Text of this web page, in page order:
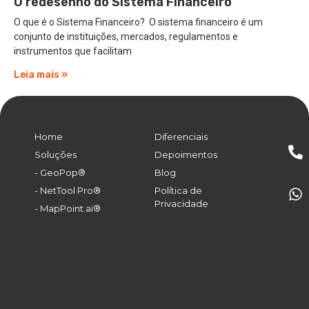
O que é o Sistema Financeiro? O sistema financeiro é um
conjunto de instituições, mercados, regulamentos e
instrumentos que facilitam
Leia mais »
Home
Soluções
- GeoPop®
- NetTool Pro®
- MapPoint.ai®
Diferenciais
Depoimentos
Blog
Política de
Privacidade